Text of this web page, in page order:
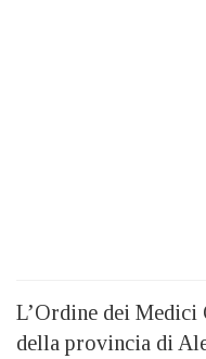
L’Ordine dei
della provincia di